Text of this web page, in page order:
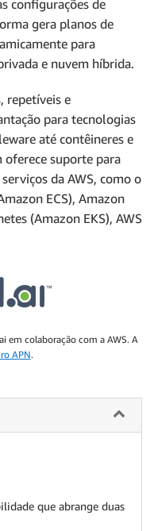
configurações de
gera planos de
para
e nuvem híbrida.
repetíveis e
para tecnologias
até contêineres e
suporte para
da AWS, como o
ECS), Amazon
(Amazon EKS), AWS
em colaboração com a AWS. A
APN.
que abrange duas